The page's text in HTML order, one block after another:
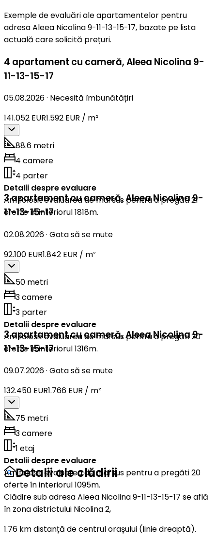
Exemple de evaluări ale apartamentelor pentru
adresa Aleea Nicolina 9-11-13-15-17, bazate pe lista
actuală care solicită prețuri.
4 apartament cu cameră,Aleea Nicolina 9-
11-13-15-17
05.08.2026· Necesită îmbunătățiri
141.052 EUR1.592 EUR / m²
88.6 metri
4 camere
4 parter
Detalii despre evaluare
Am folosit evaluarea de mai sus pentru a pregăti 21
oferte în interiorul 1818m.
3 apartament cu cameră,Aleea Nicolina 9-
11-13-15-17
02.08.2026· Gata să se mute
92.100 EUR1.842 EUR / m²
50 metri
3 camere
3 parter
Detalii despre evaluare
Am folosit evaluarea de mai sus pentru a pregăti 20
oferte în interiorul 1316m.
3 apartament cu cameră,Aleea Nicolina 9-
11-13-15-17
09.07.2026· Gata să se mute
132.450 EUR1.766 EUR / m²
75 metri
3 camere
1 etaj
Detalii despre evaluare
Am folosit evaluarea de mai sus pentru a pregăti 20
oferte în interiorul 1095m.
Detalii ale clădirii
Clădire sub adresa Aleea Nicolina 9-11-13-15-17 se află
în zona districtului Nicolina 2,
1.76 km distanță de centrul orașului (linie dreaptă).